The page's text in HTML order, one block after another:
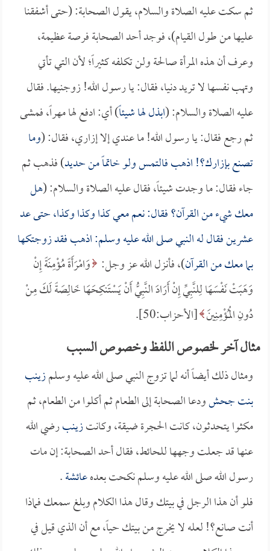
ثم سكت عليه الصلاة والسلام، يقول الصحابة: (حتى أشفقنا
عليها من طول القيام)، فوجد أحد الصحابة فرصة عظيمة،
وعرف أن هذه المرأة صالحة ولن تكلفه كثيراً؛ لأن التي تأتي
وتهب نفسها لا تريد دنيا، فقال: يا رسول الله! زوجنيها. فقال
عليه الصلاة والسلام: (ابذل لها شيئاً) أي: ادفع لها مهراً، فمشى
ثم رجع فقال: يا رسول الله! ما عندي إلا إزاري، فقال: (وما
تصنع بإزارك؟! اذهب فالتمس ولو خاتماً من حديد) فذهب ثم
جاء فقال: ما وجدت شيئاً، فقال عليه الصلاة والسلام: (هل
معك شيء من القرآن؟ فقال: نعم معي كذا وكذا وكذا، حتى عد
عشرين فقال له النبي صلى الله عليه وسلم: اذهب فقد زوجتكها
بما معك من القرآن)، فأنزل الله عز وجل: وَامْرَأَةً مُؤْمِنَةً إِنْ
وَهَبَتْ نَفْسَهَا لِلنَّبِيِّ إِنْ أَرَادَ النَّبِيُّ أَنْ يَسْتَنكِحَهَا خَالِصَةً لَكَ مِنْ
دُونِ الْمُؤْمِنِينَ [الأحزاب:50].
مثال آخر لخصوص اللفظ وخصوص السبب
ومثال ذلك أيضاً أنه لما تزوج النبي صلى الله عليه وسلمزينب
بنت جحشودعا الصحابة إلى الطعام ثم أكلوا من الطعام، ثم
مكثوا يتحدثون، كانت الحجرة ضيقة، وكانتزينبرضي الله
عنها قد جعلت وجهها للحائط، فقال أحد الصحابة: إن مات
رسول الله صلى الله عليه وسلم نكحت بعدهعائشة.
فلو أن هذا الرجل في بيتك وقال هذا الكلام وبلغ سمعك فماذا
أنت صانع؟! لعله لا يخرج من بيتك حياً، مع أن الذي قيل في